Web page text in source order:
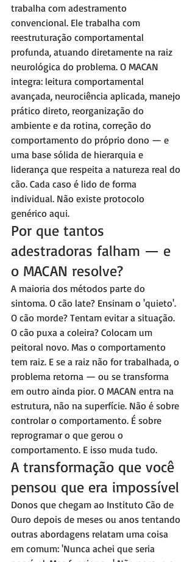
trabalha com adestramento
convencional. Ele trabalha com
reestruturação comportamental
profunda, atuando diretamente na raiz
neurológica do problema. O MACAN
integra: leitura comportamental
avançada, neurociência aplicada, manejo
prático direto, reorganização do
ambiente e da rotina, correção do
comportamento do próprio dono — e
uma base sólida de hierarquia e
liderança que respeita a natureza real do
cão. Cada caso é lido de forma
individual. Não existe protocolo
genérico aqui.
Por que tantos
adestradoras falham — e
o MACAN resolve?
A maioria dos métodos parte do
sintoma. O cão late? Ensinam o 'quieto'.
O cão morde? Tentam evitar a situação.
O cão puxa a coleira? Colocam um
peitoral novo. Mas o comportamento
tem raiz. E se a raiz não for trabalhada, o
problema retorna — ou se transforma
em outro ainda pior. O MACAN entra na
estrutura, não na superfície. Não é sobre
controlar o comportamento. É sobre
reprogramar o que gerou o
comportamento. E isso muda tudo.
A transformação que você
pensou que era impossível
Donos que chegam ao Instituto Cão de
Ouro depois de meses ou anos tentando
outras abordagens relatam uma coisa
em comum: 'Nunca achei que seria